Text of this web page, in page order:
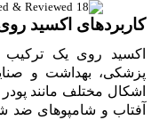
کاربردهای اکسید
اکسید روی یک ترکیب
پزشکی، بهداشت و
اشکال مختلف مانند
آفتاب و شامپوهای ضد